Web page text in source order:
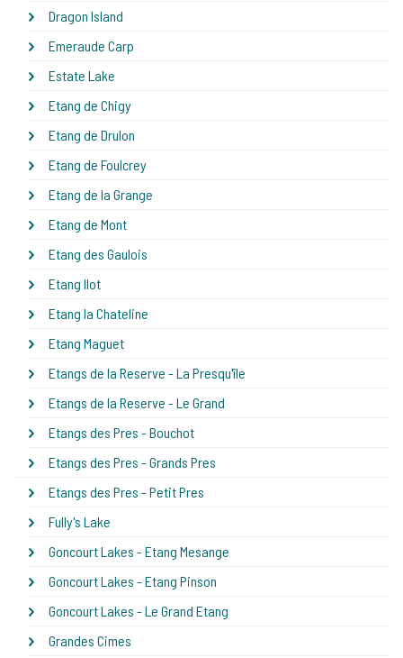
Dragon Island
Emeraude Carp
Estate Lake
Etang de Chigy
Etang de Drulon
Etang de Foulcrey
Etang de la Grange
Etang de Mont
Etang des Gaulois
Etang Ilot
Etang la Chateline
Etang Maguet
Etangs de la Reserve - La Presqu'île
Etangs de la Reserve - Le Grand
Etangs des Pres - Bouchot
Etangs des Pres - Grands Pres
Etangs des Pres - Petit Pres
Fully's Lake
Goncourt Lakes - Etang Mesange
Goncourt Lakes - Etang Pinson
Goncourt Lakes - Le Grand Etang
Grandes Cimes